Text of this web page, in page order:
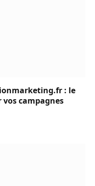
: le
campagnes